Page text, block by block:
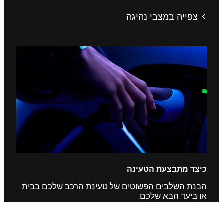
צפייה במצבי נהיגה
כיצד מתבצעת הטעינה
הבנת השלבים הפשוטים של טעינת הרכב שלכם בבית
או ביעד הבא שלכם.